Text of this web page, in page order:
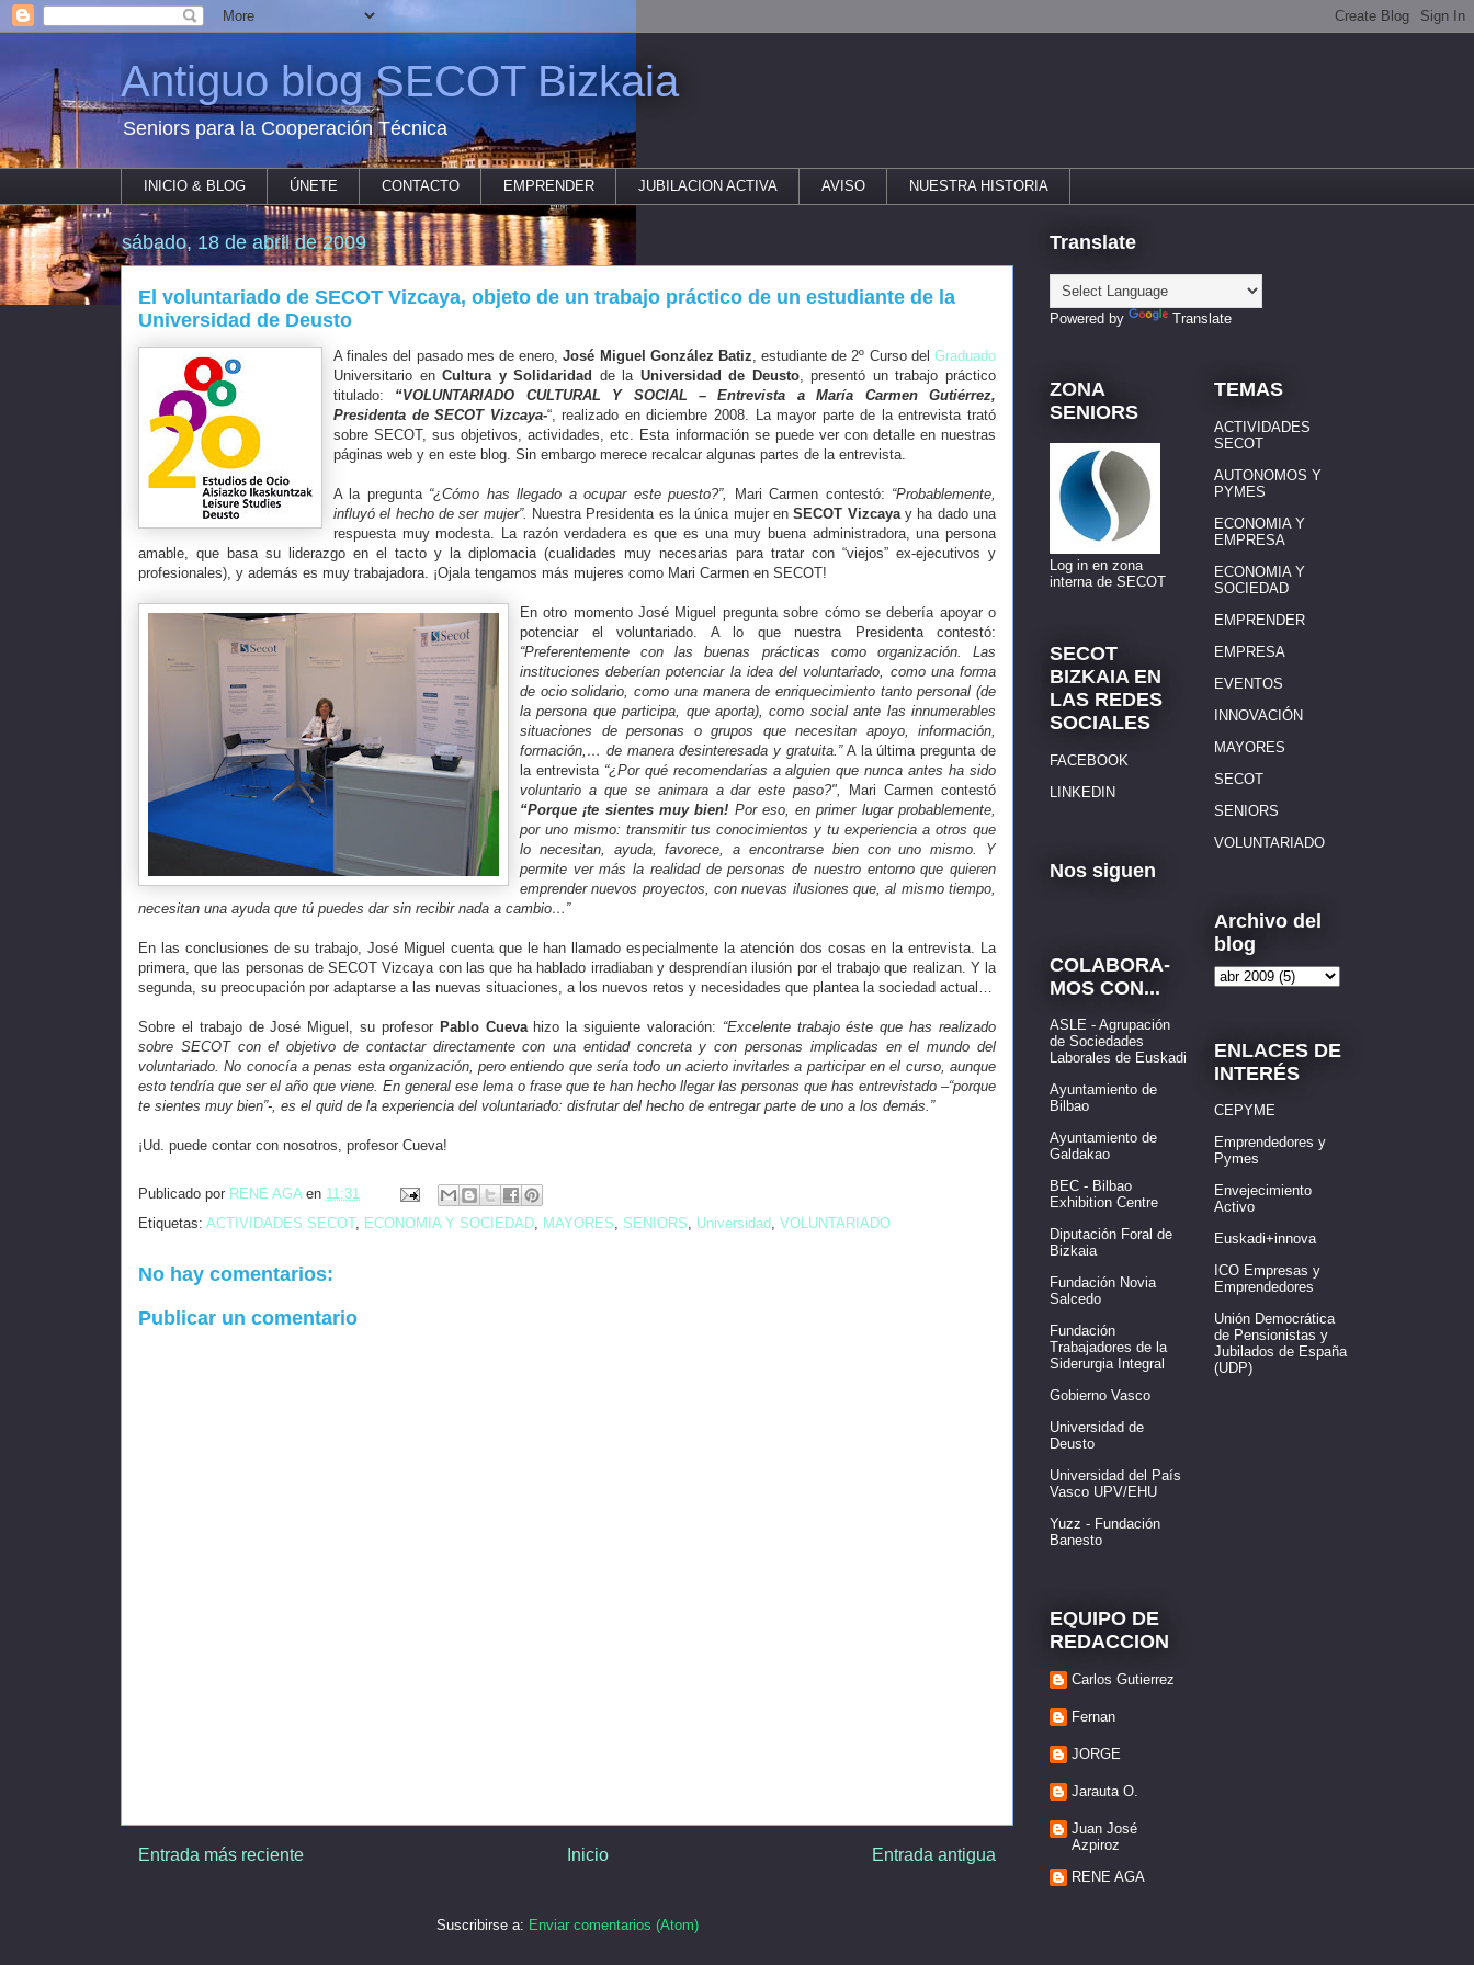
Antiguo blog SECOT Bizkaia
Seniors para la Cooperación Técnica
INICIO & BLOG ÚNETE CONTACTO EMPRENDER JUBILACION ACTIVA AVISO NUESTRA HISTORIA
sábado, 18 de abril de 2009
El voluntariado de SECOT Vizcaya, objeto de un trabajo práctico de un estudiante de la
Universidad de Deusto
A finales del pasado mes de enero,José Miguel González Batiz , estudiante de 2º Curso del Graduado
Universitario enCultura y Solidaridad de la Universidad de Deusto, presentó un trabajo práctico
titulado: “VOLUNTARIADO CULTURAL Y SOCIAL – Entrevista a María Carmen Gutiérrez,
Presidenta de SECOT Vizcaya-“, realizado en diciembre 2008. La mayor parte de la entrevista trató
sobre SECOT, sus objetivos, actividades, etc. Esta información se puede ver con detalle en nuestras
páginas web y en este blog. Sin embargo merece recalcar algunas partes de la entrevista.
A la pregunta “¿Cómo has llegado a ocupar este puesto?”, Mari Carmen contestó: “Probablemente,
influyó el hecho de ser mujer”. Nuestra Presidenta es la única mujer enSECOT Vizcayay ha dado una
respuesta muy modesta. La razón verdadera es que es una muy buena administradora, una persona
amable, que basa su liderazgo en el tacto y la diplomacia (cualidades muy necesarias para tratar con “viejos” ex-ejecutivos y
profesionales), y además es muy trabajadora. ¡Ojala tengamos más mujeres como Mari Carmen en SECOT!
En otro momento José Miguel pregunta sobre cómo se debería apoyar o
potenciar el voluntariado. A lo que nuestra Presidenta contestó:
“Preferentemente con las buenas prácticas como organización. Las
instituciones deberían potenciar la idea del voluntariado, como una forma
de ocio solidario, como una manera de enriquecimiento tanto personal (de
la persona que participa, que aporta), como social ante las innumerables
situaciones de personas o grupos que necesitan apoyo, información,
formación,… de manera desinteresada y gratuita.”A la última pregunta de
la entrevista “¿Por qué recomendarías a alguien que nunca antes ha sido
voluntario a que se animara a dar este paso?",
Mari Carmen contestó
“Porque ¡te sientes muy bien! Por eso, en primer lugar probablemente,
por uno mismo: transmitir tus conocimientos y tu experiencia a otros que
lo necesitan, ayuda, favorece, a encontrarse bien con uno mismo. Y
permite ver más la realidad de personas de nuestro entorno que quieren
emprender nuevos proyectos, con nuevas ilusiones que, al mismo tiempo,
necesitan una ayuda que tú puedes dar sin recibir nada a cambio…”
En las conclusiones de su trabajo, José Miguel cuenta que le han llamado especialmente la atención dos cosas en la entrevista. La
primera, que las personas de SECOT Vizcaya con las que ha hablado irradiaban y desprendían ilusión por el trabajo que realizan. Y la
segunda, su preocupación por adaptarse a las nuevas situaciones, a los nuevos retos y necesidades que plantea la sociedad actual…
Sobre el trabajo de José Miguel, su profesor Pablo Cuevahizo la siguiente valoración: “Excelente trabajo éste que has realizado
sobre SECOT con el objetivo de contactar directamente con una entidad concreta y con personas implicadas en el mundo del
voluntariado. No conocía a penas esta organización, pero entiendo que sería todo un acierto invitarles a participar en el curso, aunque
esto tendría que ser el año que viene. En general ese lema o frase que te han hecho llegar las personas que has entrevistado –“porque
te sientes muy bien”-, es el quid de la experiencia del voluntariado: disfrutar del hecho de entregar parte de uno a los demás.”
¡Ud. puede contar con nosotros, profesor Cueva!
Publicado por RENE AGA en 11:31
Etiquetas: ACTIVIDADES SECOT, ECONOMIA Y SOCIEDAD MAYORES SENIORS Universidad VOLUNTARIADO
No hay comentarios:
Publicar un comentario
Entrada más reciente Entrada antigua
Inicio
Suscribirse a: Enviar comentarios (Atom)
Translate
Powered by Translate
ZONA
SENIORS
Log in en zona
interna de SECOT
SECOT
BIZKAIA EN
LAS REDES
SOCIALES
FACEBOOK
LINKEDIN
Nos siguen
COLABORA-
MOS CON...
ASLE - Agrupación
de Sociedades
Laborales de Euskadi
Ayuntamiento de
Bilbao
Ayuntamiento de
Galdakao
BEC - Bilbao
Exhibition Centre
Diputación Foral de
Bizkaia
Fundación Novia
Salcedo
Fundación
Trabajadores de la
Siderurgia Integral
Gobierno Vasco
Universidad de
Deusto
Universidad del País
Vasco UPV/EHU
Yuzz - Fundación
Banesto
EQUIPO DE
REDACCION
Carlos Gutierrez
Fernan
JORGE
Jarauta O.
Juan José
Azpiroz
RENE AGA
TEMAS
ACTIVIDADES
SECOT
AUTONOMOS Y
PYMES
ECONOMIA Y
EMPRESA
ECONOMIA Y
SOCIEDAD
EMPRENDER
EMPRESA
EVENTOS
INNOVACIÓN
MAYORES
SECOT
SENIORS
VOLUNTARIADO
Archivo del
blog
ENLACES DE
INTERÉS
CEPYME
Emprendedores y
Pymes
Envejecimiento
Activo
Euskadi+innova
ICO Empresas y
Emprendedores
Unión Democrática
de Pensionistas y
Jubilados de España
(UDP)